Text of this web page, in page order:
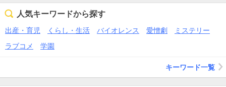
人気キーワードから探す
出産・育児 くらし・生活 バイオレンス 愛憎劇
ミステリー
ラブコメ
学園
キーワード一覧